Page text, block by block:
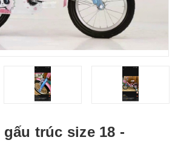
gấu trúc size 18 -